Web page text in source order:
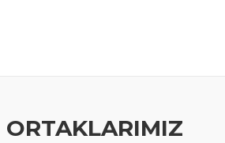
ORTAKLARIMIZ